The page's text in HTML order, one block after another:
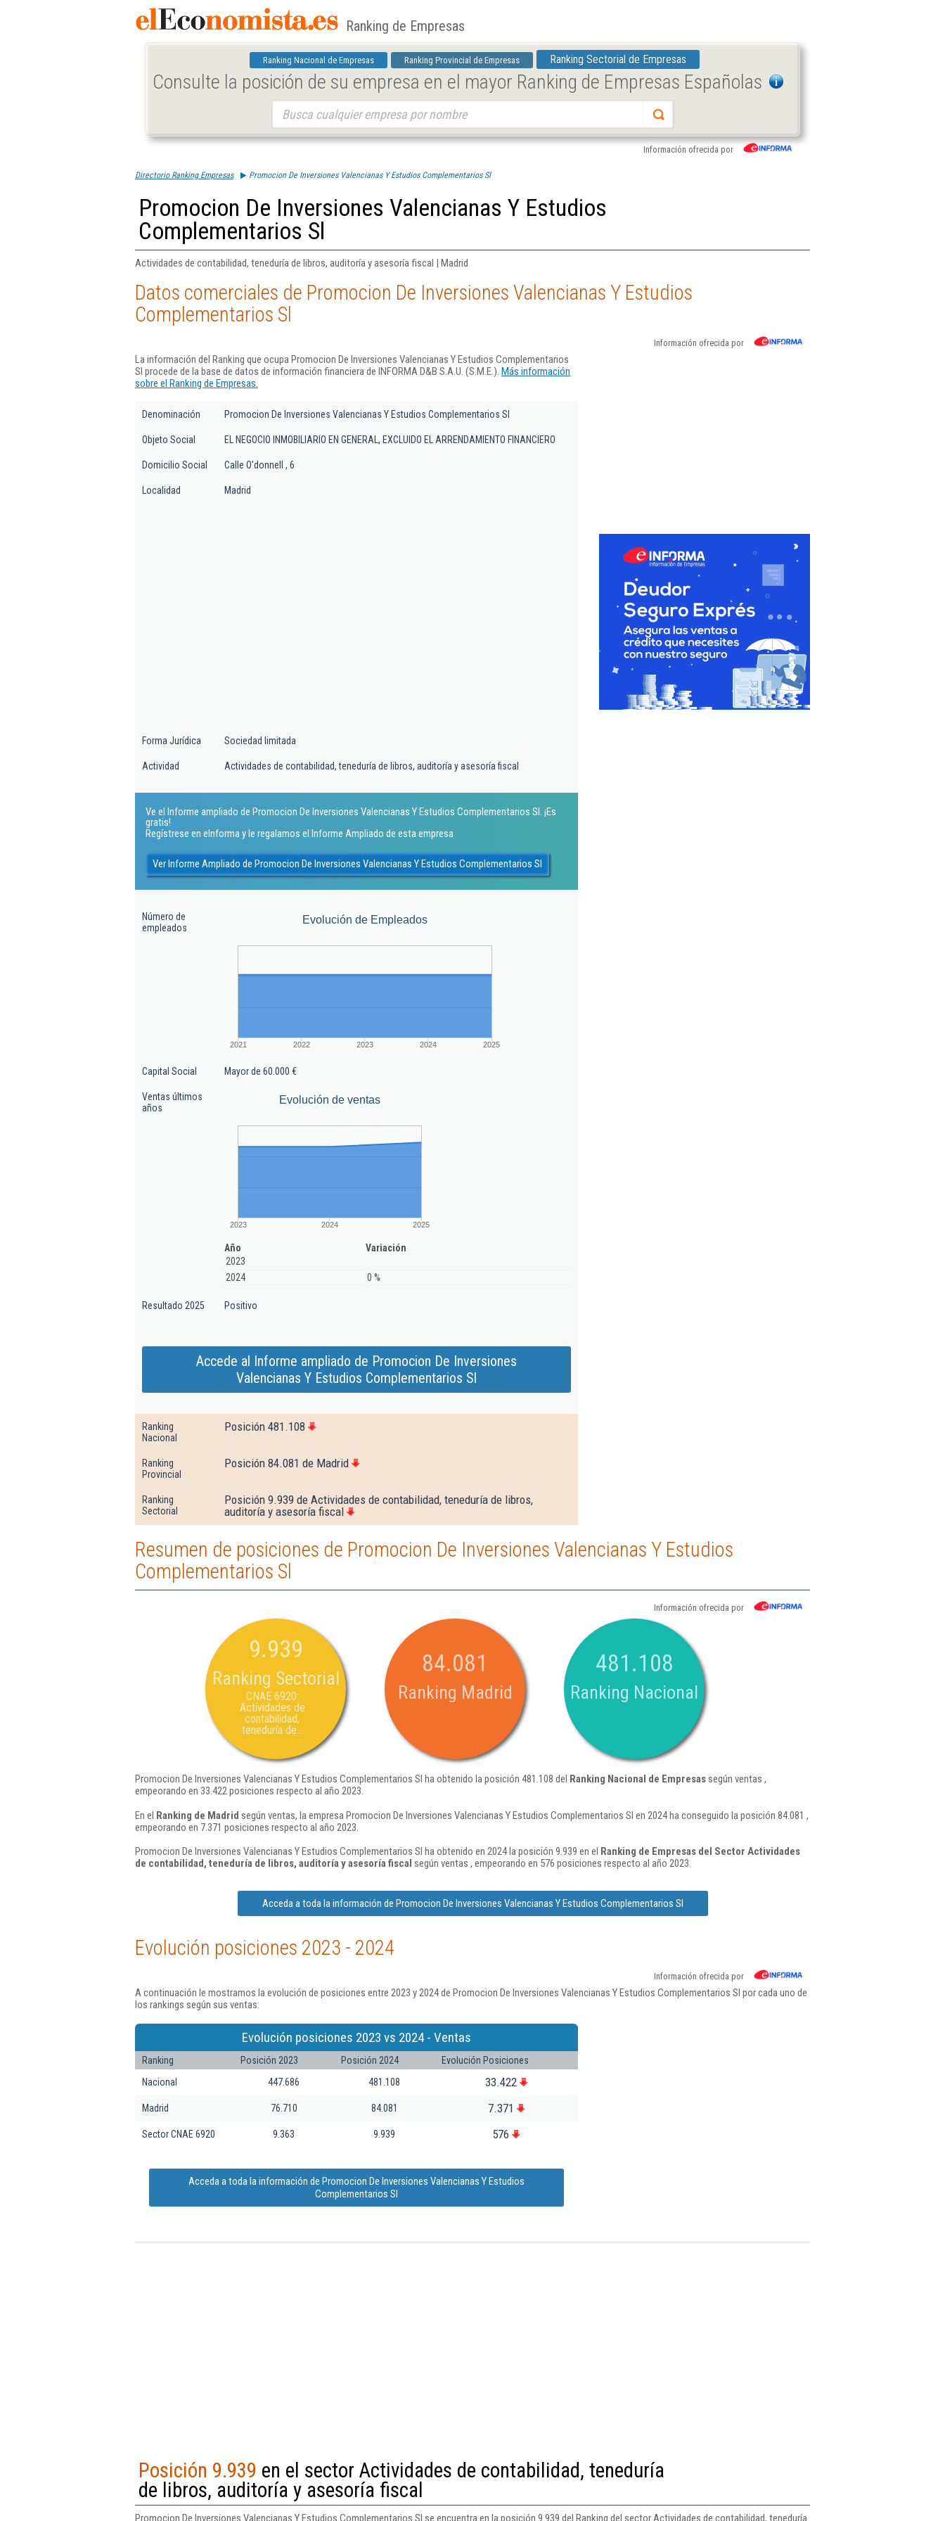
Ranking de Empresas
Ranking Nacional de Empresas Ranking Provincial de Empresas Ranking Sectorial de Empresas
Consulte la posición de su empresa en el mayor Ranking de Empresas Españolas
Información ofrecida por
Directorio Ranking Empresas Promocion De Inversiones Valencianas Y Estudios Complementarios Sl
Promocion De Inversiones Valencianas Y Estudios
Complementarios Sl
Actividades de contabilidad, teneduría de libros, auditoría y asesoría fiscal | Madrid
Datos comerciales de Promocion De Inversiones Valencianas Y Estudios
Complementarios Sl
Información ofrecida por
La información del Ranking que ocupa Promocion De Inversiones Valencianas Y Estudios Complementarios
Sl procede de la base de datos de información financiera de INFORMA D&B S.A.U. (S.M.E.). Más información
sobre el Ranking de Empresas.
Denominación Promocion De Inversiones Valencianas Y Estudios Complementarios Sl
Objeto Social EL NEGOCIO INMOBILIARIO EN GENERAL, EXCLUIDO EL ARRENDAMIENTO FINANCIERO
Domicilio Social Calle O'donnell , 6
Localidad Madrid
Forma Jurídica Sociedad limitada
Actividad Actividades de contabilidad, teneduría de libros, auditoría y asesoría fiscal
Ve el Informe ampliado de Promocion De Inversiones Valencianas Y Estudios Complementarios Sl. ¡Es
gratis!
Regístrese en eInforma y le regalamos el Informe Ampliado de esta empresa
Ver Informe Ampliado de Promocion De Inversiones Valencianas Y Estudios Complementarios Sl
Número de
empleados
Evolución de Empleados
2021 2022 2023 2024 2025
Capital Social Mayor de 60.000 €
Ventas últimos
años
Evolución de ventas
2023 2024 2025
Año
Variación
2023
2024
0 %
Resultado 2025 Positivo
Accede al Informe ampliado de Promocion De Inversiones
Valencianas Y Estudios Complementarios Sl
Ranking
Nacional
Posición 481.108
Ranking
Provincial
Posición 84.081 de Madrid
Ranking
Sectorial
Posición 9.939 de Actividades de contabilidad, teneduría de libros,
auditoría y asesoría fiscal
Resumen de posiciones de Promocion De Inversiones Valencianas Y Estudios
Complementarios Sl
Información ofrecida por
9.939
Ranking Sectorial
CNAE 6920:
Actividades de
contabilidad,
teneduría de...
84.081
Ranking Madrid
481.108
Ranking Nacional
Promocion De Inversiones Valencianas Y Estudios Complementarios Sl ha obtenido la posición 481.108 del Ranking Nacional de Empresassegún ventas ,
empeorando en 33.422 posiciones respecto al año 2023.
En el Ranking de Madrid según ventas, la empresa Promocion De Inversiones Valencianas Y Estudios Complementarios Sl en 2024 ha conseguido la posición 84.081 ,
empeorando en 7.371 posiciones respecto al año 2023.
Promocion De Inversiones Valencianas Y Estudios Complementarios Sl ha obtenido en 2024 la posición 9.939 en el Ranking de Empresas del Sector Actividades
de contabilidad, teneduría de libros, auditoría y asesoría fiscal según ventas , empeorando en 576 posiciones respecto al año 2023.
Acceda a toda la información de Promocion De Inversiones Valencianas Y Estudios Complementarios Sl
Evolución posiciones 2023 - 2024
Información ofrecida por
A continuación le mostramos la evolución de posiciones entre 2023 y 2024 de Promocion De Inversiones Valencianas Y Estudios Complementarios Sl por cada uno de
los rankings según sus ventas:
Evolución posiciones 2023 vs 2024 - Ventas
Ranking Posición 2023 Posición 2024
Evolución Posiciones
Nacional
447.686 481.108 33.422
Madrid 76.710 84.081 7.371
Sector CNAE 6920 9.363 9.939 576
Acceda a toda la información de Promocion De Inversiones Valencianas Y Estudios
Complementarios Sl
Posición 9.939 en el sector Actividades de contabilidad, teneduría
de libros, auditoría y asesoría fiscal
Promocion De Inversiones Valencianas Y Estudios Complementarios Sl se encuentra en la posición 9.939 del Ranking del sector Actividades de contabilidad, teneduría